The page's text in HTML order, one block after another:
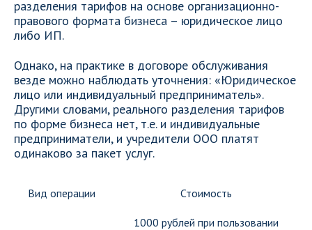
разделения тарифов на основе организационно-
правового формата бизнеса – юридическое лицо
либо ИП.
Однако, на практике в договоре обслуживания
везде можно наблюдать уточнения: «Юридическое
лицо или индивидуальный предприниматель».
Другими словами, реального разделения тарифов
по форме бизнеса нет, т.е. и индивидуальные
предприниматели, и учредители ООО платят
одинаково за пакет услуг.
Вид операции Стоимость
1000 рублей при пользовании